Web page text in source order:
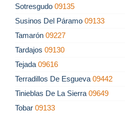
Sotresgudo 09135
Susinos Del Páramo 09133
Tamarón 09227
Tardajos 09130
Tejada 09616
Terradillos De Esgueva 09442
Tinieblas De La Sierra 09649
Tobar 09133